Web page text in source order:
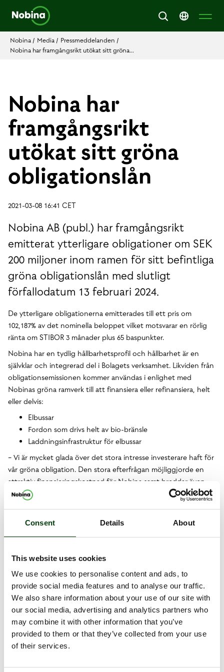
Consent Details About
This website uses cookies
We use cookies to personalise content and ads, to
provide social media features and to analyse our traffic.
We also share information about your use of our site with
our social media, advertising and analytics partners who
may combine it with other information that you’ve
provided to them or that they’ve collected from your use
of their services.
Nobina / Media / Pressmeddelanden /
Nobina har framgångsrikt utökat sitt gröna...
Nobina har
framgångsrikt
utökat sitt gröna
obligationslån
2021-03-08 16:41 CET
Nobina AB (publ.) har framgångsrikt
emitterat ytterligare obligationer om SEK
200 miljoner inom ramen för sitt befintliga
gröna obligationslån med slutligt
förfallodatum 13 februari 2024.
De ytterligare obligationerna emitterades till ett pris om
102,187% av det nominella beloppet vilket motsvarar en rörlig
ränta om STIBOR 3 månader plus 65 baspunkter.
Nobina har en tydlig hållbarhetsprofil och hållbarhet är en
självklar och integrerad del i Bolagets verksamhet. Likviden från
obligationsemissionen kommer användas i enlighet med
Nobinas gröna ramverk till att finansiera eller refinansiera, helt
eller delvis:
Elbussar
Fordon som drivs helt av bio-bränsle
Laddningsinfrastruktur för elbussar
− Vi är mycket glada över det stora intresse investerare haft för
vår gröna obligation. Den stora efterfrågan möjliggjorde en
attraktiv finansieringskostnad för Nobina samt breddar även
Bolagets finansieringskällor. Med denna transaktion tydliggör vi
fordonsflotta driven av 100% förnybara drivmedel, säger
Gernandt & Danielsson Advokatbyrå agerade som juridisk
rådgivare. Bolaget kommer att ansöka om notering av
obligationen på hållbara företagsobligationslistan vid Nasdaq
Stockholm.
Dokument
Nobina har framgångsrikt utökat sitt gröna